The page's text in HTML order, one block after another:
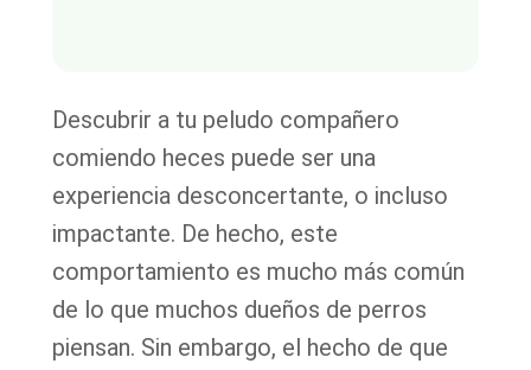
Descubrir a tu peludo compañero
comiendo heces puede ser una
experiencia desconcertante, o incluso
impactante. De hecho, este
comportamiento es mucho más común
de lo que muchos dueños de perros
piensan. Sin embargo, el hecho de que